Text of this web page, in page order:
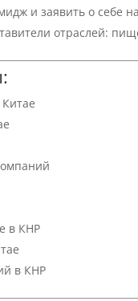
и заявить о себе
отраслей:
в КНР
в КНР